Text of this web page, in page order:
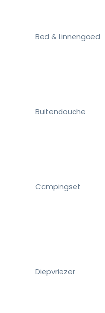
Bed & Linnengoed
Buitendouche
Campingset
Diepvriezer